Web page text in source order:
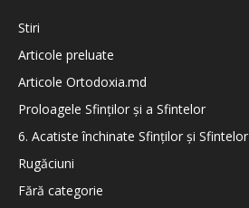
Stiri
Articole preluate
Articole Ortodoxia.md
Proloagele Sfinților și a Sfintelor
6. Acatiste închinate Sfinților și Sfintelor
Rugăciuni
Fără categorie